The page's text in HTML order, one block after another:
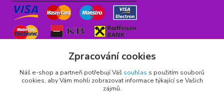
Zpracování cookies
Náš e-shop a partneři potřebují Váš souhlas s použitím souborů
cookies, aby Vám mohli zobrazovat informace týkající se Vašich
zájmů.